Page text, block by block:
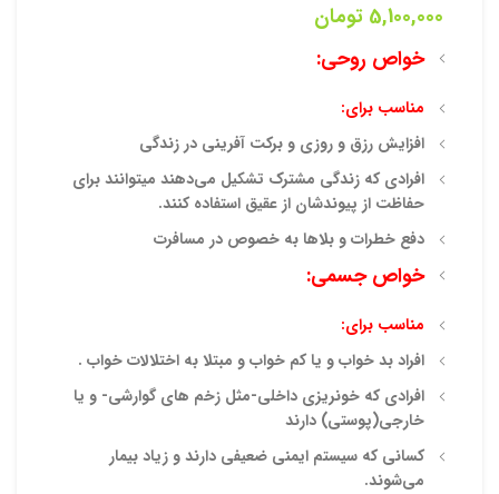
5,100,000 تومان
خواص روحی:
مناسب برای:
افزایش رزق و روزی و برکت آفرینی در زندگی
افرادی که زندگی مشترک تشکیل می‌دهند میتوانند برای
حفاظت از پیوندشان از عقیق استفاده کنند.
دفع خطرات و بلاها به خصوص در مسافرت
خواص جسمی:
مناسب برای:
افراد بد خواب و یا کم خواب و مبتلا به اختلالات خواب .
افرادی که خونریزی داخلی-مثل زخم های گوارشی- و یا
خارجی(پوستی) دارند
کسانی که سیستم ایمنی ضعیفی دارند و زیاد بیمار
می‌شوند.